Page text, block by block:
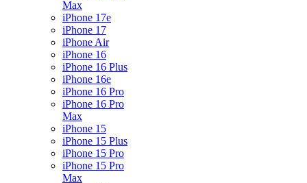
Max
iPhone 17e
iPhone 17
iPhone Air
iPhone 16
iPhone 16 Plus
iPhone 16e
iPhone 16 Pro
iPhone 16 Pro
Max
iPhone 15
iPhone 15 Plus
iPhone 15 Pro
iPhone 15 Pro
Max